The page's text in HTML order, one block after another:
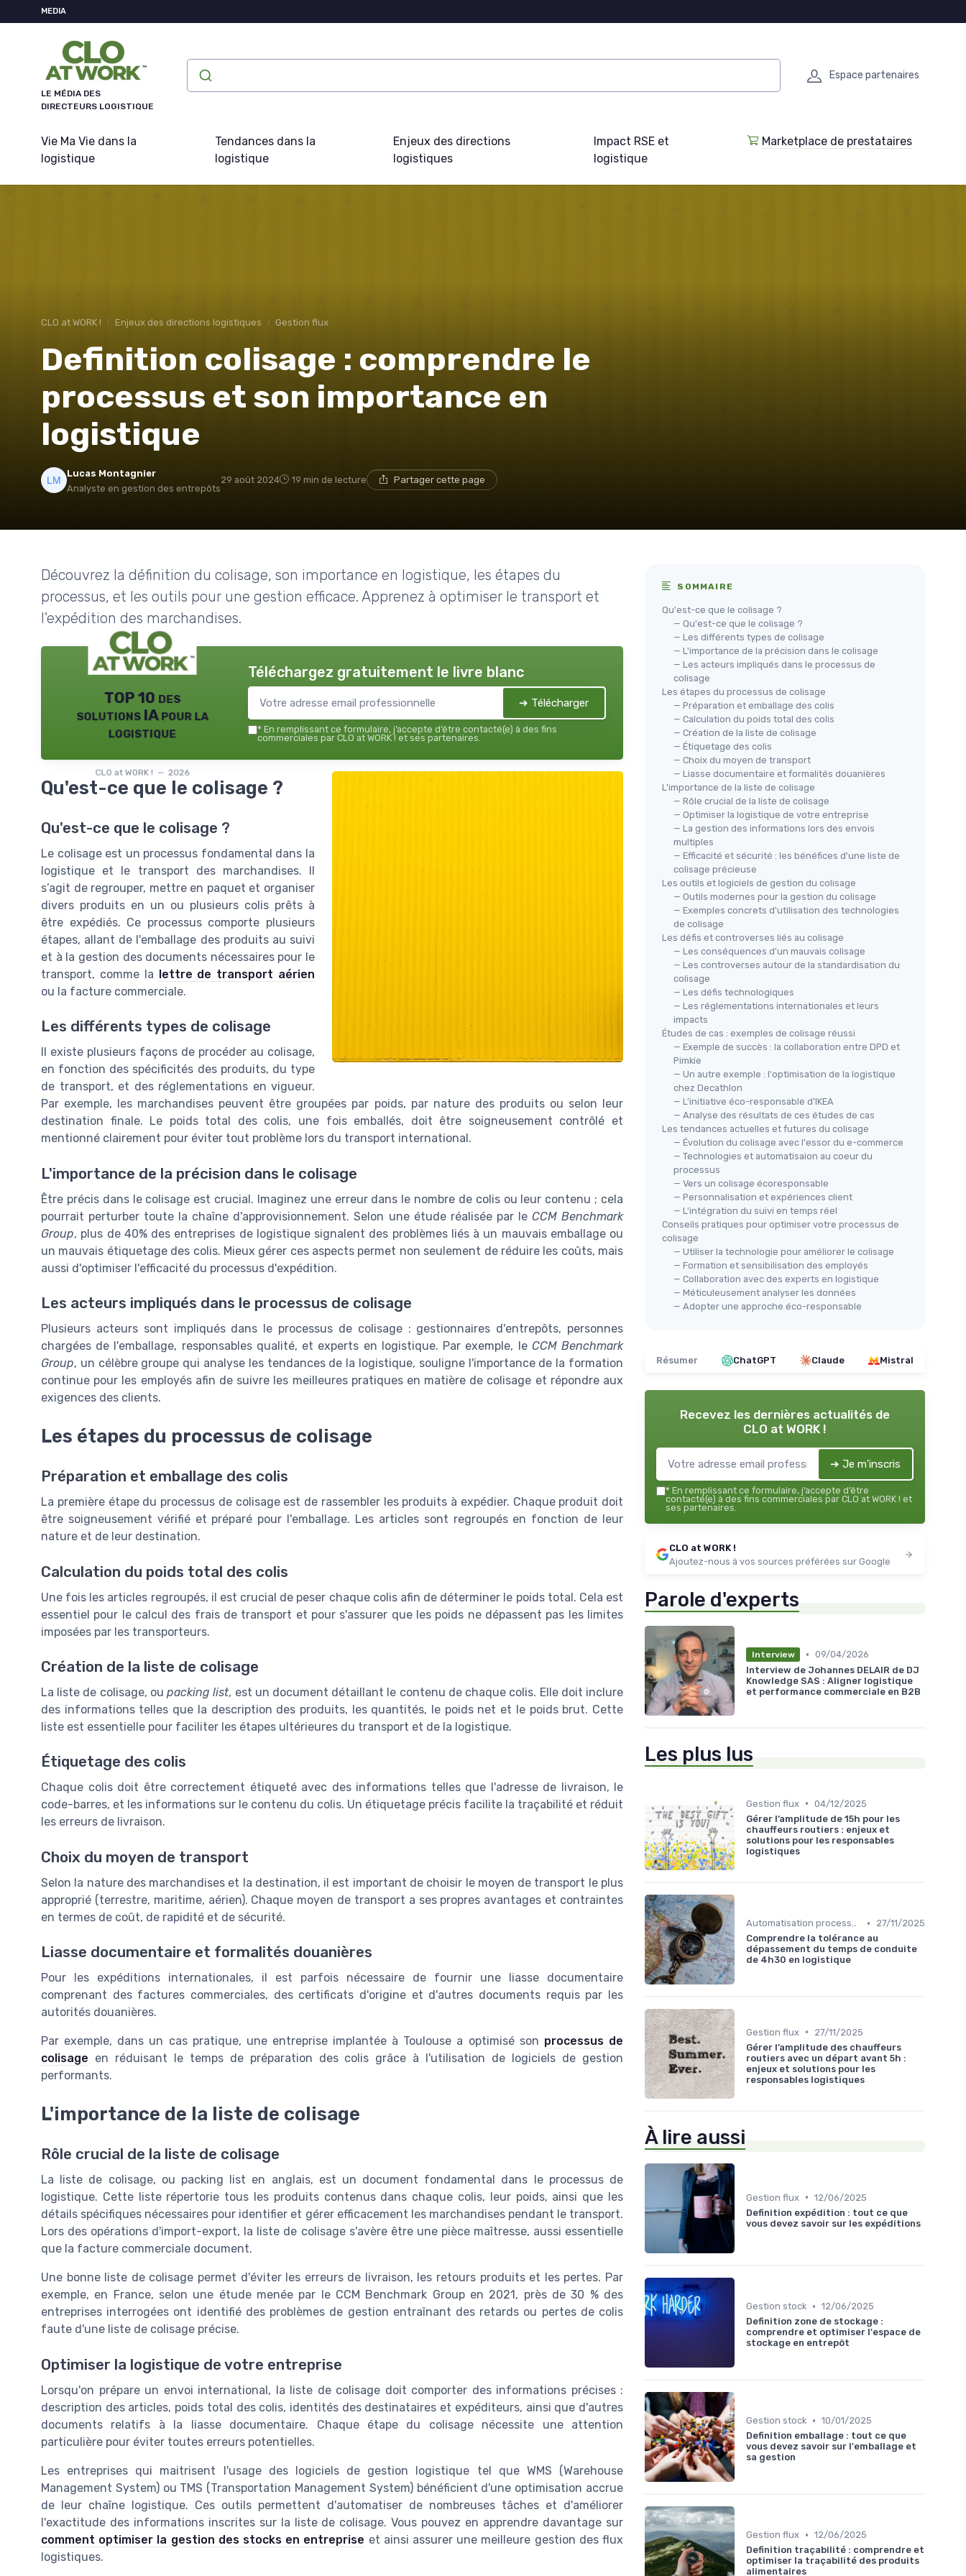
MEDIA
LE MÉDIA DES
DIRECTEURS LOGISTIQUE
Espace partenaires
Vie Ma Vie dans la
logistique
Tendances dans la
logistique
Enjeux des directions
logistiques
Impact RSE et
logistique
Marketplace de prestataires
CLO at WORK ! Enjeux des directions logistiques Gestion flux
Definition colisage : comprendre le
processus et son importance en
logistique
Lucas Montagnier
Analyste en gestion des entrepôts
29 août 2024 19 min de lecture Partager cette page
Découvrez la définition du colisage, son importance en logistique, les étapes du
processus, et les outils pour une gestion efficace. Apprenez à optimiser le transport et
l'expédition des marchandises.
TOP 10 des
solutions IA pour la
logistique
CLO at WORK ! — 2026
Téléchargez gratuitement le livre blanc
➔ Télécharger
* En remplissant ce formulaire, j’accepte d’être contacté(e) à des fins
commerciales par CLO at WORK ! et ses partenaires.
Qu'est-ce que le colisage ?
Qu'est-ce que le colisage ?
Le colisage est un processus fondamental dans la
logistique et le transport des marchandises. Il
s’agit de regrouper, mettre en paquet et organiser
divers produits en un ou plusieurs colis prêts à
être expédiés. Ce processus comporte plusieurs
étapes, allant de l'emballage des produits au suivi
et à la gestion des documents nécessaires pour le
transport, comme la lettre de transport aérien
ou la facture commerciale.
Les différents types de colisage
Il existe plusieurs façons de procéder au colisage,
en fonction des spécificités des produits, du type
de transport, et des réglementations en vigueur.
Par exemple, les marchandises peuvent être groupées par poids, par nature des produits ou selon leur
destination finale. Le poids total des colis, une fois emballés, doit être soigneusement contrôlé et
mentionné clairement pour éviter tout problème lors du transport international.
L'importance de la précision dans le colisage
Être précis dans le colisage est crucial. Imaginez une erreur dans le nombre de colis ou leur contenu ; cela
pourrait perturber toute la chaîne d'approvisionnement. Selon une étude réalisée par le CCM Benchmark
Group, plus de 40% des entreprises de logistique signalent des problèmes liés à un mauvais emballage ou
un mauvais étiquetage des colis. Mieux gérer ces aspects permet non seulement de réduire les coûts, mais
aussi d'optimiser l'efficacité du processus d'expédition.
Les acteurs impliqués dans le processus de colisage
Plusieurs acteurs sont impliqués dans le processus de colisage : gestionnaires d'entrepôts, personnes
chargées de l'emballage, responsables qualité, et experts en logistique. Par exemple, le CCM Benchmark
Group, un célèbre groupe qui analyse les tendances de la logistique, souligne l'importance de la formation
continue pour les employés afin de suivre les meilleures pratiques en matière de colisage et répondre aux
exigences des clients.
Les étapes du processus de colisage
Préparation et emballage des colis
La première étape du processus de colisage est de rassembler les produits à expédier. Chaque produit doit
être soigneusement vérifié et préparé pour l'emballage. Les articles sont regroupés en fonction de leur
nature et de leur destination.
Calculation du poids total des colis
Une fois les articles regroupés, il est crucial de peser chaque colis afin de déterminer le poids total. Cela est
essentiel pour le calcul des frais de transport et pour s'assurer que les poids ne dépassent pas les limites
imposées par les transporteurs.
Création de la liste de colisage
La liste de colisage, oupacking list, est un document détaillant le contenu de chaque colis. Elle doit inclure
des informations telles que la description des produits, les quantités, le poids net et le poids brut. Cette
liste est essentielle pour faciliter les étapes ultérieures du transport et de la logistique.
Étiquetage des colis
Chaque colis doit être correctement étiqueté avec des informations telles que l'adresse de livraison, le
code-barres, et les informations sur le contenu du colis. Un étiquetage précis facilite la traçabilité et réduit
les erreurs de livraison.
Choix du moyen de transport
Selon la nature des marchandises et la destination, il est important de choisir le moyen de transport le plus
approprié (terrestre, maritime, aérien). Chaque moyen de transport a ses propres avantages et contraintes
en termes de coût, de rapidité et de sécurité.
Liasse documentaire et formalités douanières
Pour les expéditions internationales, il est parfois nécessaire de fournir une liasse documentaire
comprenant des factures commerciales, des certificats d'origine et d'autres documents requis par les
autorités douanières.
Par exemple, dans un cas pratique, une entreprise implantée à Toulouse a optimisé son processus de
colisage en réduisant le temps de préparation des colis grâce à l'utilisation de logiciels de gestion
performants.
L'importance de la liste de colisage
Rôle crucial de la liste de colisage
La liste de colisage, ou packing list en anglais, est un document fondamental dans le processus de
logistique. Cette liste répertorie tous les produits contenus dans chaque colis, leur poids, ainsi que les
détails spécifiques nécessaires pour identifier et gérer efficacement les marchandises pendant le transport.
Lors des opérations d'import-export, la liste de colisage s'avère être une pièce maîtresse, aussi essentielle
que la facture commerciale document.
Une bonne liste de colisage permet d'éviter les erreurs de livraison, les retours produits et les pertes. Par
exemple, en France, selon une étude menée par le CCM Benchmark Group en 2021, près de 30 % des
entreprises interrogées ont identifié des problèmes de gestion entraînant des retards ou pertes de colis
faute d'une liste de colisage précise.
Optimiser la logistique de votre entreprise
Lorsqu'on prépare un envoi international, la liste de colisage doit comporter des informations précises :
description des articles, poids total des colis, identités des destinataires et expéditeurs, ainsi que d'autres
documents relatifs à la liasse documentaire. Chaque étape du colisage nécessite une attention
particulière pour éviter toutes erreurs potentielles.
Les entreprises qui maitrisent l'usage des logiciels de gestion logistique tel que WMS (Warehouse
Management System) ou TMS (Transportation Management System) bénéficient d'une optimisation accrue
de leur chaîne logistique. Ces outils permettent d'automatiser de nombreuses tâches et d'améliorer
l'exactitude des informations inscrites sur la liste de colisage. Vous pouvez en apprendre davantage sur
comment optimiser la gestion des stocks en entreprise et ainsi assurer une meilleure gestion des flux
logistiques.
SOMMAIRE
Qu'est-ce que le colisage ?
— Qu'est-ce que le colisage ?
— Les différents types de colisage
— L'importance de la précision dans le colisage
— Les acteurs impliqués dans le processus de
colisage
Les étapes du processus de colisage
— Préparation et emballage des colis
— Calculation du poids total des colis
— Création de la liste de colisage
— Étiquetage des colis
— Choix du moyen de transport
— Liasse documentaire et formalités douanières
L'importance de la liste de colisage
— Rôle crucial de la liste de colisage
— Optimiser la logistique de votre entreprise
— La gestion des informations lors des envois
multiples
— Efficacité et sécurité : les bénéfices d'une liste de
colisage précieuse
Les outils et logiciels de gestion du colisage
— Outils modernes pour la gestion du colisage
— Exemples concrets d'utilisation des technologies
de colisage
Les défis et controverses liés au colisage
— Les conséquences d'un mauvais colisage
— Les controverses autour de la standardisation du
colisage
— Les défis technologiques
— Les réglementations internationales et leurs
impacts
Études de cas : exemples de colisage réussi
— Exemple de succès : la collaboration entre DPD et
Pimkie
— Un autre exemple : l'optimisation de la logistique
chez Decathlon
— L'initiative éco-responsable d'IKEA
— Analyse des résultats de ces études de cas
Les tendances actuelles et futures du colisage
— Évolution du colisage avec l'essor du e-commerce
— Technologies et automatisaion au coeur du
processus
— Vers un colisage écoresponsable
— Personnalisation et expériences client
— L'intégration du suivi en temps réel
Conseils pratiques pour optimiser votre processus de
colisage
— Utiliser la technologie pour améliorer le colisage
— Formation et sensibilisation des employés
— Collaboration avec des experts en logistique
— Méticuleusement analyser les données
— Adopter une approche éco-responsable
Résumer ChatGPT Claude Mistral
Recevez les dernières actualités de
CLO at WORK !
➔ Je m'inscris
* En remplissant ce formulaire, j’accepte d’être
contacté(e) à des fins commerciales par CLO at WORK ! et
ses partenaires.
CLO at WORK !
Ajoutez-nous à vos sources préférées sur Google
Parole d'experts
Interview • 09/04/2026
Interview de Johannes DELAIR de DJ
Knowledge SAS : Aligner logistique
et performance commerciale en B2B
Les plus lus
Gestion flux • 04/12/2025
Gérer l’amplitude de 15h pour les
chauffeurs routiers : enjeux et
solutions pour les responsables
logistiques
Automatisation processus •
27/11/2025
Comprendre la tolérance au
dépassement du temps de conduite
de 4h30 en logistique
Gestion flux •
27/11/2025
Gérer l’amplitude des chauffeurs
routiers avec un départ avant 5h :
enjeux et solutions pour les
responsables logistiques
À lire aussi
Gestion flux • 12/06/2025
Definition expédition : tout ce que
vous devez savoir sur les expéditions
Gestion stock • 12/06/2025
Definition zone de stockage :
comprendre et optimiser l'espace de
stockage en entrepôt
Gestion stock • 10/01/2025
Definition emballage : tout ce que
vous devez savoir sur l'emballage et
sa gestion
Gestion flux • 12/06/2025
Definition traçabilité : comprendre et
optimiser la traçabilité des produits
alimentaires
Panneau de gestion des cookies